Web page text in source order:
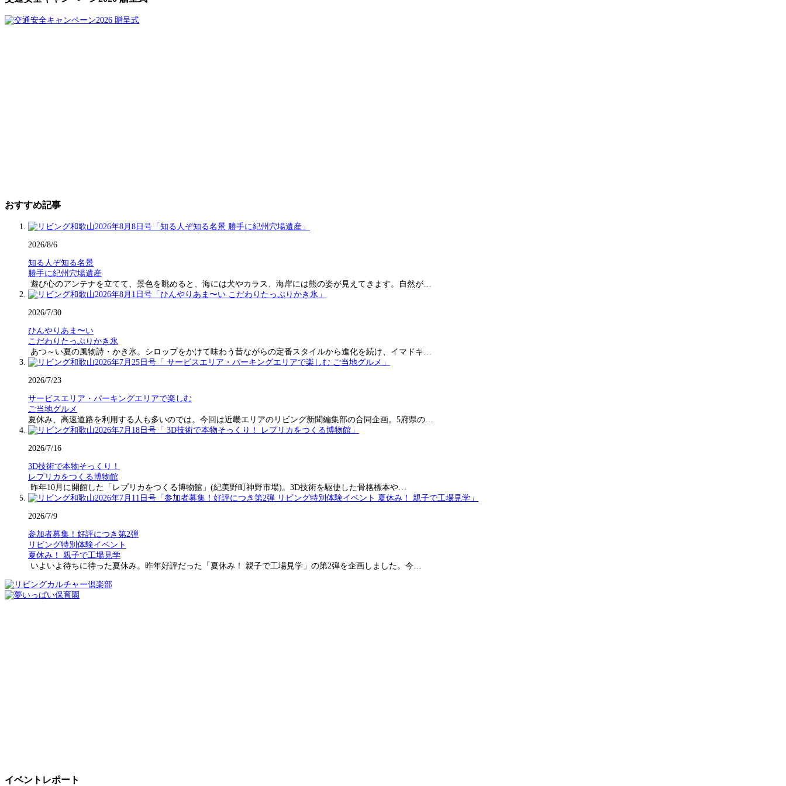
おすすめ記事
2026/8/6
知る人ぞ知る名景
勝手に紀州穴場遺産
遊び心のアンテナを立てて、景色を眺めると、海には犬やカラス、海岸には熊の姿が見えてきます。自然が…
2026/7/30
ひんやりあま〜い
こだわりたっぷりかき氷
あつ～い夏の風物詩・かき氷。シロップをかけて味わう昔ながらの定番スタイルから進化を続け、イマドキ…
2026/7/23
サービスエリア・パーキングエリアで楽しむ
ご当地グルメ
夏休み、高速道路を利用する人も多いのでは。今回は近畿エリアのリビング新聞編集部の合同企画。5府県の…
2026/7/16
3D技術で本物そっくり！
レプリカをつくる博物館
昨年10月に開館した「レプリカをつくる博物館」(紀美野町神野市場)。3D技術を駆使した骨格標本や…
2026/7/9
参加者募集！好評につき第2弾
リビング特別体験イベント
夏休み！ 親子で工場見学
いよいよ待ちに待った夏休み。昨年好評だった「夏休み！ 親子で工場見学」の第2弾を企画しました。今…
イベントレポート